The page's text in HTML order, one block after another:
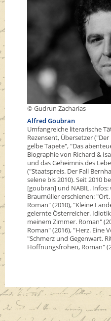
© Gudrun Zacharias
Alfred Goubran
Umfangreiche literarische
Rezensent, Übersetzer
gelbe Tapete", "Das
Biographie von Richard &
und das Geheimnis des
("Staatspreis. Der Fall
selene bis 2010). Seit 2010
[goubran] und NABIL.
Braumüller erschienen:
Roman" (2010), "Kleine
gelernte Österreicher.
meinem Zimmer. Roman"
Roman" (2016), "Herz. Eine
"Schmerz und Gegenwart.
Hoffnungsfrohen, Roman"